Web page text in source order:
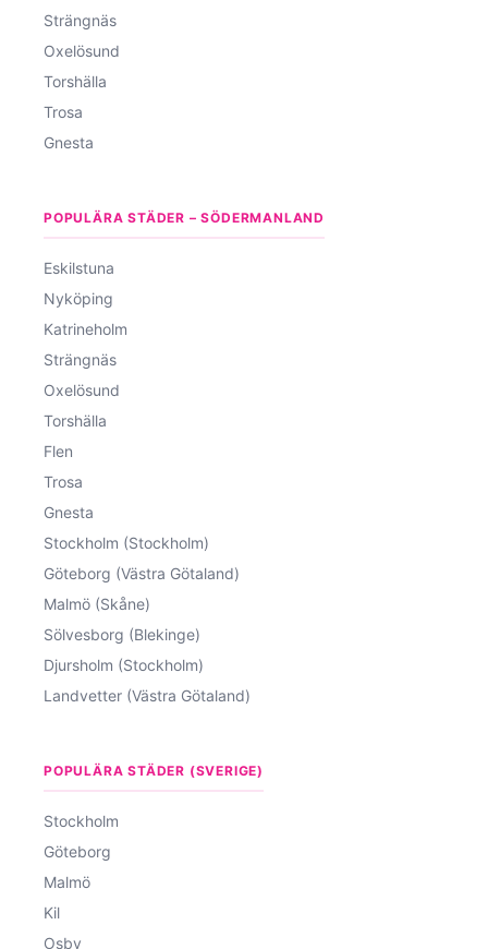
Strängnäs
Oxelösund
Torshälla
Trosa
Gnesta
POPULÄRA STÄDER – SÖDERMANLAND
Eskilstuna
Nyköping
Katrineholm
Strängnäs
Oxelösund
Torshälla
Flen
Trosa
Gnesta
Stockholm (Stockholm)
Göteborg (Västra Götaland)
Malmö (Skåne)
Sölvesborg (Blekinge)
Djursholm (Stockholm)
Landvetter (Västra Götaland)
POPULÄRA STÄDER (SVERIGE)
Stockholm
Göteborg
Malmö
Kil
Osby